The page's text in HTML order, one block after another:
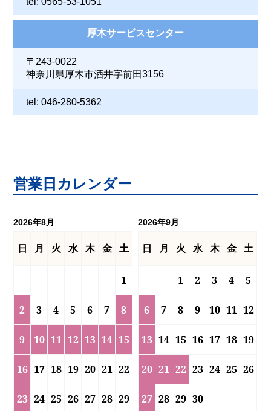
厚木サービスセンター
〒243-0022
神奈川県厚木市酒井字前田3156
tel: 046-280-5362
営業日カレンダー
2026年8月
日 月 火 水 木 金 土
1
2 3 4 5 6 7 8
9 10 11 12 13 14 15
16 17 18 19 20 21 22
23 24 25 26 27 28 29
2026年9月
日 月 火 水 木 金 土
1 2 3 4 5
6 7 8 9 10 11 12
13 14 15 16 17 18 19
20 21 22 23 24 25 26
27 28 29 30